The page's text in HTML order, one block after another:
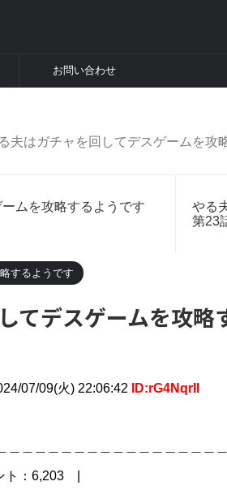
お問い合わせ
夫はガチャを回してデスゲームを攻
ムを攻略するようです
やる
第23
するようです
てデスゲームを攻略
07/09(火) 22:06:42 ID:rG4NqrII
年MM
| コメント：